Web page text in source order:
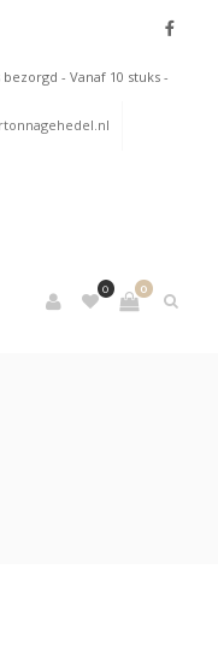
bezorgd - Vanaf 10 stuks -
0
0